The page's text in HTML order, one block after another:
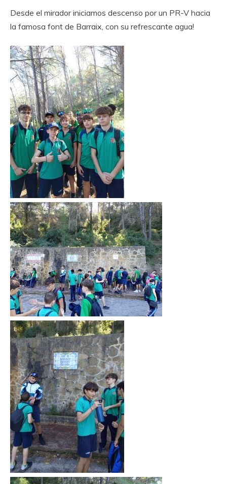
Desde el mirador iniciamos descenso por un PR-V hacia
la famosa font de Barraix, con su refrescante agua!